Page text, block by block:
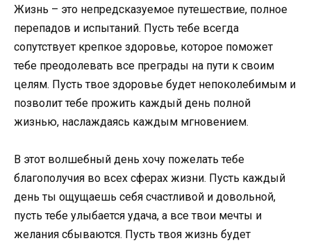
Жизнь – это непредсказуемое путешествие, полное
перепадов и испытаний. Пусть тебе всегда
сопутствует крепкое здоровье, которое поможет
тебе преодолевать все преграды на пути к своим
целям. Пусть твое здоровье будет непоколебимым и
позволит тебе прожить каждый день полной
жизнью, наслаждаясь каждым мгновением.
В этот волшебный день хочу пожелать тебе
благополучия во всех сферах жизни. Пусть каждый
день ты ощущаешь себя счастливой и довольной,
пусть тебе улыбается удача, а все твои мечты и
желания сбываются. Пусть твоя жизнь будет